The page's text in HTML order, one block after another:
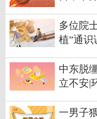
多位院
植”通识
中东脱
立不安|
一男子